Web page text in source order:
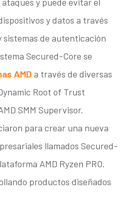
y datos a través
sistemas de autenticación
Secured-Core se
AMD a través de diversas
Root of Trust
SMM Supervisor.
para crear una nueva
llamados Secured-
AMD Ryzen PRO.
productos diseñados